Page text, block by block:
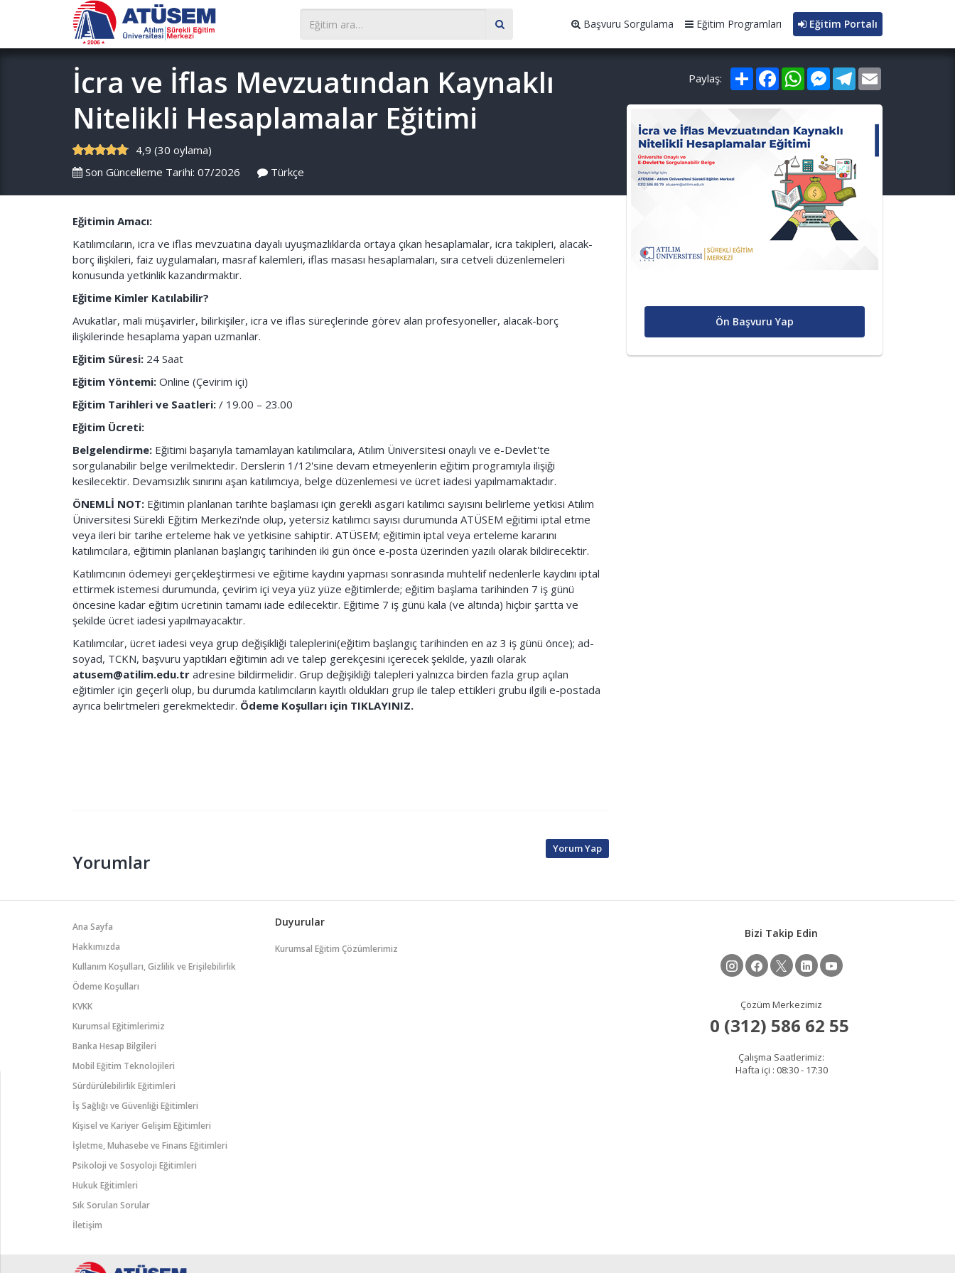
Başvuru Sorgulama Eğitim Programları Eğitim Portalı
İcra ve İflas Mevzuatından Kaynaklı
Nitelikli Hesaplamalar Eğitimi
4,9 (30 oylama)
Son Güncelleme Tarihi: 07/2026
Türkçe
Eğitimin Amacı:
Katılımcıların, icra ve iflas mevzuatına dayalı uyuşmazlıklarda ortaya çıkan hesaplamalar, icra takipleri, alacak-
borç ilişkileri, faiz uygulamaları, masraf kalemleri, iflas masası hesaplamaları, sıra cetveli düzenlemeleri
konusunda yetkinlik kazandırmaktır.
Eğitime Kimler Katılabilir?
Avukatlar, mali müşavirler, bilirkişiler, icra ve iflas süreçlerinde görev alan profesyoneller, alacak-borç
ilişkilerinde hesaplama yapan uzmanlar.
Eğitim Süresi: 24 Saat
Eğitim Yöntemi: Online (Çevirim içi)
Eğitim Tarihleri ve Saatleri: / 19.00 – 23.00
Eğitim Ücreti:
Belgelendirme: Eğitimi başarıyla tamamlayan katılımcılara, Atılım Üniversitesi onaylı ve e-Devlet'te
sorgulanabilir belge verilmektedir. Derslerin 1/12'sine devam etmeyenlerin eğitim programıyla ilişiği
kesilecektir. Devamsızlık sınırını aşan katılımcıya, belge düzenlemesi ve ücret iadesi yapılmamaktadır.
ÖNEMLİ NOT: Eğitimin planlanan tarihte başlaması için gerekli asgari katılımcı sayısını belirleme yetkisi Atılım
Üniversitesi Sürekli Eğitim Merkezi'nde olup, yetersiz katılımcı sayısı durumunda ATÜSEM eğitimi iptal etme
veya ileri bir tarihe erteleme hak ve yetkisine sahiptir. ATÜSEM; eğitimin iptal veya erteleme kararını
katılımcılara, eğitimin planlanan başlangıç tarihinden iki gün önce e-posta üzerinden yazılı olarak bildirecektir.
Katılımcının ödemeyi gerçekleştirmesi ve eğitime kaydını yapması sonrasında muhtelif nedenlerle kaydını iptal
ettirmek istemesi durumunda, çevirim içi veya yüz yüze eğitimlerde; eğitim başlama tarihinden 7 iş günü
öncesine kadar eğitim ücretinin tamamı iade edilecektir. Eğitime 7 iş günü kala (ve altında) hiçbir şartta ve
şekilde ücret iadesi yapılmayacaktır.
Katılımcılar, ücret iadesi veya grup değişikliği taleplerini(eğitim başlangıç tarihinden en az 3 iş günü önce); ad-
soyad, TCKN, başvuru yaptıkları eğitimin adı ve talep gerekçesini içerecek şekilde, yazılı olarak
atusem@atilim.edu.tr adresine bildirmelidir. Grup değişikliği talepleri yalnızca birden fazla grup açılan
eğitimler için geçerli olup, bu durumda katılımcıların kayıtlı oldukları grup ile talep ettikleri grubu ilgili e-postada
ayrıca belirtmeleri gerekmektedir. Ödeme Koşulları için TIKLAYINIZ.
Yorumlar
Yorum Yap
Paylaş: PaylaşFacebookWhatsAppMessenger
Telegram
Ön Başvuru Yap
Ana Sayfa
Hakkımızda
Kullanım Koşulları, Gizlilik ve Erişilebilirlik
Ödeme Koşulları
KVKK
Kurumsal Eğitimlerimiz
Banka Hesap Bilgileri
Mobil Eğitim Teknolojileri
Sürdürülebilirlik Eğitimleri
İş Sağlığı ve Güvenliği Eğitimleri
Kişisel ve Kariyer Gelişim Eğitimleri
İşletme, Muhasebe ve Finans Eğitimleri
Psikoloji ve Sosyoloji Eğitimleri
Hukuk Eğitimleri
Sık Sorulan Sorular
İletişim
Duyurular
Kurumsal Eğitim Çözümlerimiz
Bizi Takip Edin
Çözüm Merkezimiz
Çalışma Saatlerimiz:
Hafta içi : 08:30 - 17:30